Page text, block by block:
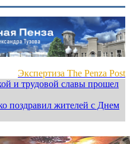
Экспертиза The Penza Post
и трудовой славы прошел
поздравил жителей с Днем